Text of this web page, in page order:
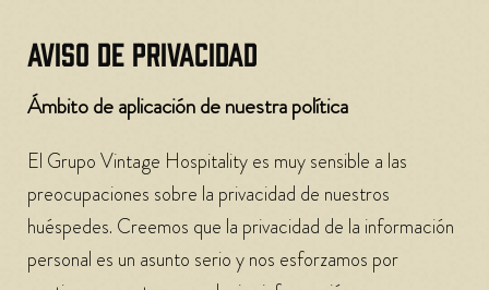
AVISO DE PRIVACIDAD
Ámbito de aplicación de nuestra política
El Grupo Vintage Hospitality es muy sensible a las
preocupaciones sobre la privacidad de nuestros
huéspedes. Creemos que la privacidad de la información
personal es un asunto serio y nos esforzamos por